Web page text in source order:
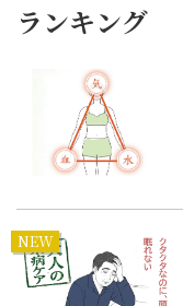
ランキング
NEW